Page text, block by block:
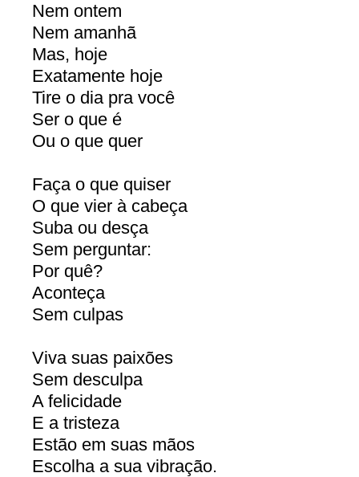
Nem ontem
Nem amanhã
Mas, hoje
Exatamente hoje
Tire o dia pra você
Ser o que é
Ou o que quer
Faça o que quiser
O que vier à cabeça
Suba ou desça
Sem perguntar:
Por quê?
Aconteça
Sem culpas
Viva suas paixões
Sem desculpa
A felicidade
E a tristeza
Estão em suas mãos
Escolha a sua vibração.